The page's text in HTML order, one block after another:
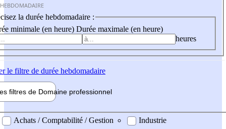
la durée hebdomadaire :
minimale (en heure) Durée maximale (en heure)
heures
le filtre de durée hebdomadaire
filtres de Domaine professionnel
professionel
Achats / Comptabilité / Gestion
Industrie